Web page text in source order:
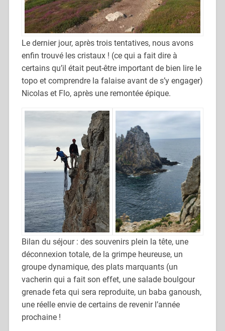
Le dernier jour, après trois tentatives, nous avons
enfin trouvé les cristaux ! (ce qui a fait dire à
certains qu’il était peut-être important de bien lire le
topo et comprendre la falaise avant de s’y engager)
Nicolas et Flo, après une remontée épique.
Bilan du séjour : des souvenirs plein la tête, une
déconnexion totale, de la grimpe heureuse, un
groupe dynamique, des plats marquants (un
vacherin qui a fait son effet, une salade boulgour
grenade feta qui sera reproduite, un baba ganoush,
une réelle envie de certains de revenir l’année
prochaine !